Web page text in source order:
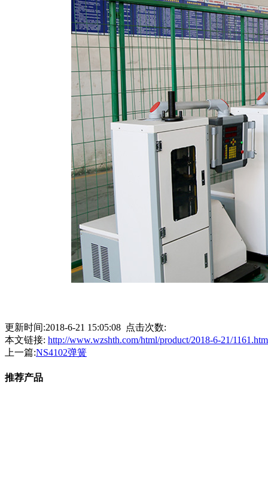
更新时间:2018-6-21 15:05:08 点击次数:
本文链接: http://www.wzshth.com/html/product/2018-6-21/
上一篇:NS4102弹簧
推荐产品